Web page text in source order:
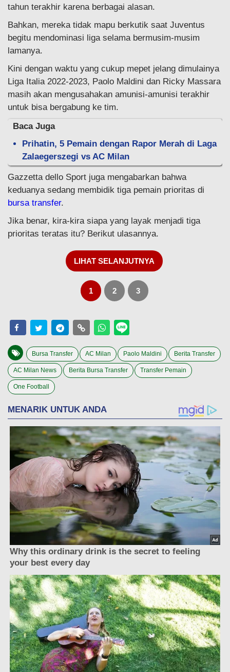
tahun terakhir karena berbagai alasan.
Bahkan, mereka tidak mapu berkutik saat Juventus
begitu mendominasi liga selama bermusim-musim
lamanya.
Kini dengan waktu yang cukup mepet jelang dimulainya
Liga Italia 2022-2023, Paolo Maldini dan Ricky Massara
masih akan mengusahakan amunisi-amunisi terakhir
untuk bisa bergabung ke tim.
Baca Juga
Prihatin, 5 Pemain dengan Rapor Merah di Laga
Zalaegerszegi vs AC Milan
Gazzetta dello Sport juga mengabarkan bahwa
keduanya sedang membidik tiga pemain prioritas di
bursa transfer.
Jika benar, kira-kira siapa yang layak menjadi tiga
prioritas teratas itu? Berikut ulasannya.
LIHAT SELANJUTNYA
1 2 3
Bursa Transfer AC Milan Paolo Maldini Berita Transfer
AC Milan News Berita Bursa Transfer Transfer Pemain
One Football